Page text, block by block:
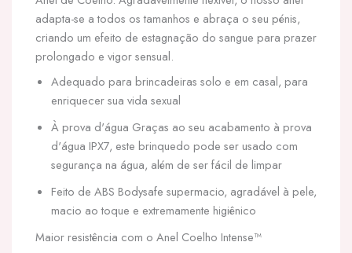
adapta-se a todos os tamanhos e abraça o seu pénis,
criando um efeito de estagnação do sangue para prazer
prolongado e vigor sensual.
Adequado para brincadeiras solo e em casal, para
enriquecer sua vida sexual
À prova d'água Graças ao seu acabamento à prova
d'água IPX7, este brinquedo pode ser usado com
segurança na água, além de ser fácil de limpar
Feito de ABS Bodysafe supermacio, agradável à pele,
macio ao toque e extremamente higiênico
Maior resistência com o Anel Coelho Intense™